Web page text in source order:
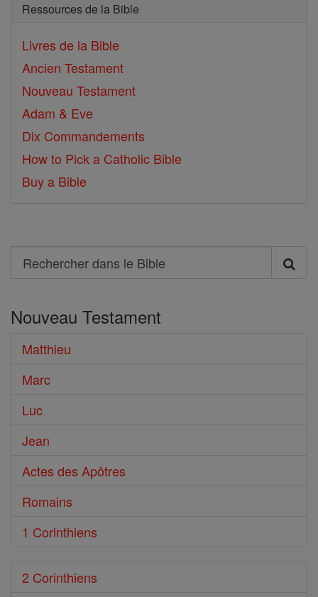
Ressources de la Bible
Livres de la Bible
Ancien Testament
Nouveau Testament
Adam & Eve
Dix Commandements
How to Pick a Catholic Bible
Buy a Bible
Search
Rechercher
le
Bible
Nouveau Testament
Matthieu
Marc
Luc
Jean
Actes des Apôtres
Romains
1 Corinthiens
2 Corinthiens